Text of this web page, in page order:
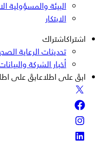
البيئة والمسؤولية
الابتكار
اشتراكاشتراك
تحديثات الرعاية
أخبار الشركة
ابقَ على اطلاعابقَ على